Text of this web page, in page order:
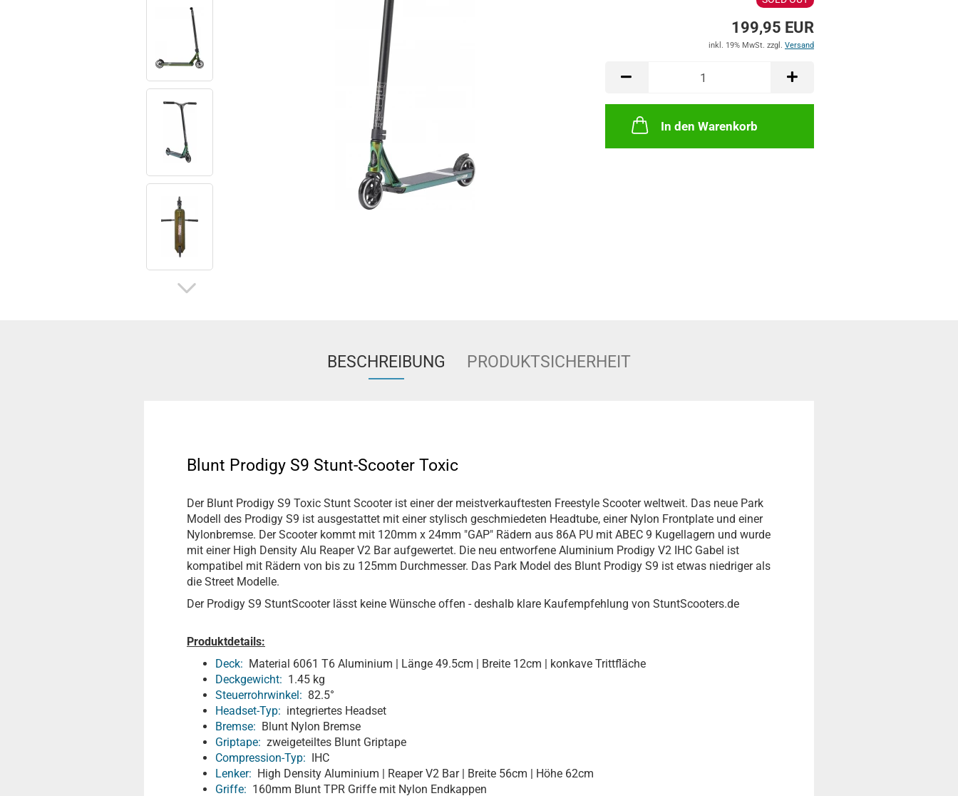
199,95 EUR
inkl. 19% MwSt. zzgl. Versand
In den Warenkorb
BESCHREIBUNG PRODUKTSICHERHEIT
Blunt Prodigy S9 Stunt-Scooter Toxic
Der Blunt Prodigy S9 Toxic Stunt Scooter ist einer der meistverkauftesten Freestyle Scooter weltweit. Das neue Park
Modell des Prodigy S9 ist ausgestattet mit einer stylisch geschmiedeten Headtube, einer Nylon Frontplate und einer
Nylonbremse. Der Scooter kommt mit 120mm x 24mm "GAP" Rädern aus 86A PU mit ABEC 9 Kugellagern und wurde
mit einer High Density Alu Reaper V2 Bar aufgewertet. Die neu entworfene Aluminium Prodigy V2 IHC Gabel ist
kompatibel mit Rädern von bis zu 125mm Durchmesser. Das Park Model des Blunt Prodigy S9 ist etwas niedriger als
die Street Modelle.
Der Prodigy S9 StuntScooter lässt keine Wünsche offen - deshalb klare Kaufempfehlung von StuntScooters.de
Produktdetails:
Deck: Material 6061 T6 Aluminium | Länge 49.5cm | Breite 12cm | konkave Trittfläche
Deckgewicht: 1.45 kg
Steuerrohrwinkel: 82.5°
Headset-Typ: integriertes Headset
Bremse: Blunt Nylon Bremse
Griptape: zweigeteiltes Blunt Griptape
Compression-Typ: IHC
Lenker: High Density Aluminium | Reaper V2 Bar | Breite 56cm | Höhe 62cm
Griffe: 160mm Blunt TPR Griffe mit Nylon Endkappen